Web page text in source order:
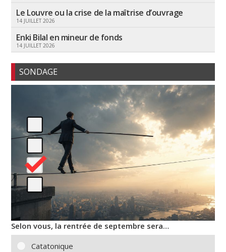
Le Louvre ou la crise de la maîtrise d’ouvrage
14 JUILLET 2026
Enki Bilal en mineur de fonds
14 JUILLET 2026
SONDAGE
Selon vous, la rentrée de septembre sera…
Catatonique